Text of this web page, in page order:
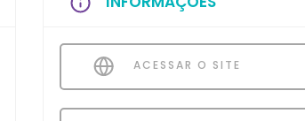
ACESSAR O SITE